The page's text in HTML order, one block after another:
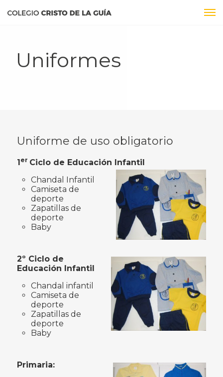
Uniformes
Uniforme de uso obligatorio
1er Ciclo de Educación Infantil
Chandal Infantil
Camiseta de
deporte
Zapatillas de
deporte
Baby
2º Ciclo de
Educación Infantil
Chandal infantil
Camiseta de
deporte
Zapatillas de
deporte
Baby
Primaria: